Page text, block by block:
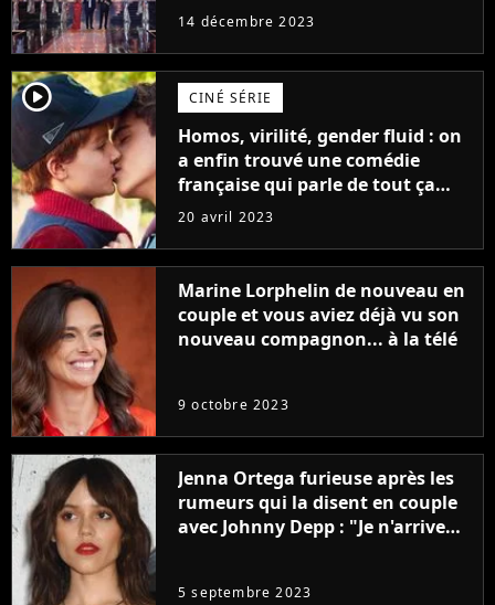
14 décembre 2023
player2 CINÉ SÉRIE
Homos, virilité, gender fluid : on
a enfin trouvé une comédie
française qui parle de tout ça
sans être super ringarde
20 avril 2023
Marine Lorphelin de nouveau en
couple et vous aviez déjà vu son
nouveau compagnon... à la télé
9 octobre 2023
Jenna Ortega furieuse après les
rumeurs qui la disent en couple
avec Johnny Depp : "Je n'arrive
5 septembre 2023